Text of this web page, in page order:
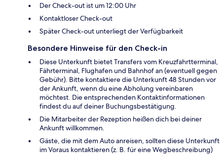
Der Check-out ist um 12:00 Uhr
Kontaktloser Check-out
Später Check-out unterliegt der Verfügbarkeit
Besondere Hinweise für den Check-in
Diese Unterkunft bietet Transfers vom Kreuzfahrtterminal,
Fährterminal, Flughafen und Bahnhof an (eventuell gegen
Gebühr). Bitte kontaktiere die Unterkunft 48 Stunden vor
der Ankunft, wenn du eine Abholung vereinbaren
möchtest. Die entsprechenden Kontaktinformationen
findest du auf deiner Buchungsbestätigung.
Die Mitarbeiter der Rezeption heißen dich bei deiner
Ankunft willkommen.
Gäste, die mit dem Auto anreisen, sollten diese Unterkunft
im Voraus kontaktieren (z. B. für eine Wegbeschreibung)